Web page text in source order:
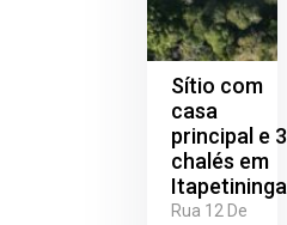
Sítio com
casa
principal e 3
chalés em
Itapetininga
Rua 12 De